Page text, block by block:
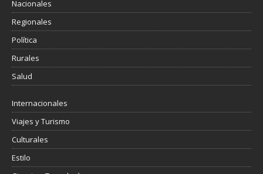
Nacionales
Regionales
Política
Rurales
Salud
Internacionales
Viajes y Turismo
Culturales
Estilo